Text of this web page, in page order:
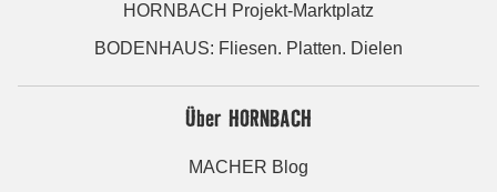
HORNBACH Projekt-Marktplatz
BODENHAUS: Fliesen. Platten. Dielen
Über HORNBACH
MACHER Blog